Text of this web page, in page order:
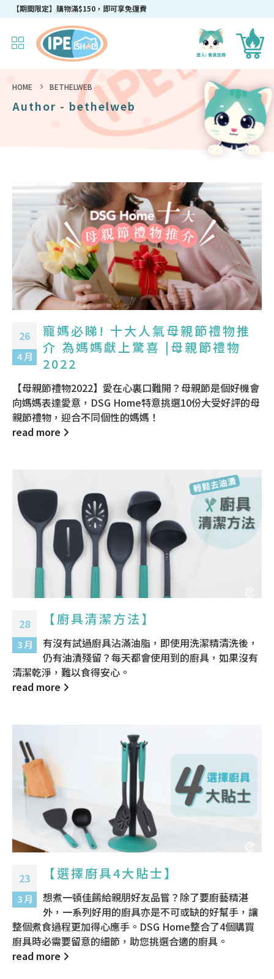
【期間限定】購物滿$150，即可享免運費
成為IPEshop會員，新會員即可獲得迎新$50購物優惠碼！
HOME BETHELWEB
Author - bethelweb
26
4 月
寵媽必睇! 十大人氣母親節禮物推
介 為媽媽獻上驚喜 |母親節禮物
2022
【母親節禮物2022】愛在心裏口難開？母親節是個好機會
向媽媽表達愛意，DSG Home特意挑選10份大受好評的母
親節禮物，迎合不同個性的媽媽！
read more
28
3 月
【廚具清潔方法】
有沒有試過廚具沾滿油脂，即使用洗潔精清洗後，
仍有油漬殘留？每天都會使用到的廚具，如果沒有
清潔乾淨，難以食得安心。
read more
23
3 月
【選擇廚具4大貼士】
想煮一頓佳餚給親朋好友品嘗？除了要廚藝精湛
外，一系列好用的廚具亦是不可或缺的好幫手，讓
整個煮食過程更加得心應手。DSG Home整合了4個購買
廚具時必需要留意的細節，助您挑選合適的廚具。
read more